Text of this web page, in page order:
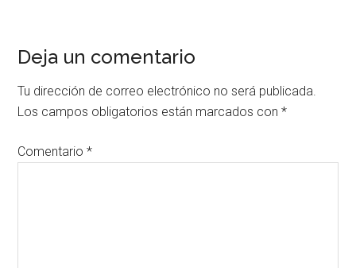
Deja un comentario
Tu dirección de correo electrónico no será publicada.
Los campos obligatorios están marcados con*
Comentario*